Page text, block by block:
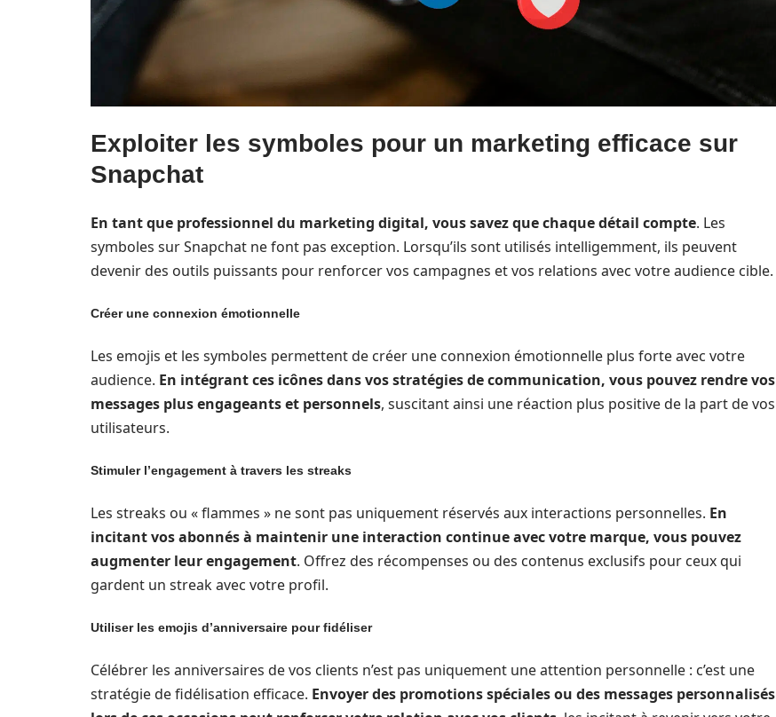
Exploiter les symboles pour un marketing efficace sur
Snapchat
En tant que professionnel du marketing digital, vous savez que chaque détail compte. Les
symboles sur Snapchat ne font pas exception. Lorsqu’ils sont utilisés intelligemment, ils peuvent
devenir des outils puissants pour renforcer vos campagnes et vos relations avec votre audience cible.
Créer une connexion émotionnelle
Les emojis et les symboles permettent de créer une connexion émotionnelle plus forte avec votre
audience. En intégrant ces icônes dans vos stratégies de communication, vous pouvez rendre vos
messages plus engageants et personnels, suscitant ainsi une réaction plus positive de la part de vos
utilisateurs.
Stimuler l’engagement à travers les streaks
Les streaks ou « flammes » ne sont pas uniquement réservés aux interactions personnelles. En
incitant vos abonnés à maintenir une interaction continue avec votre marque, vous pouvez
augmenter leur engagement. Offrez des récompenses ou des contenus exclusifs pour ceux qui
gardent un streak avec votre profil.
Utiliser les emojis d’anniversaire pour fidéliser
Célébrer les anniversaires de vos clients n’est pas uniquement une attention personnelle : c’est une
stratégie de fidélisation efficace. Envoyer des promotions spéciales ou des messages personnalisés